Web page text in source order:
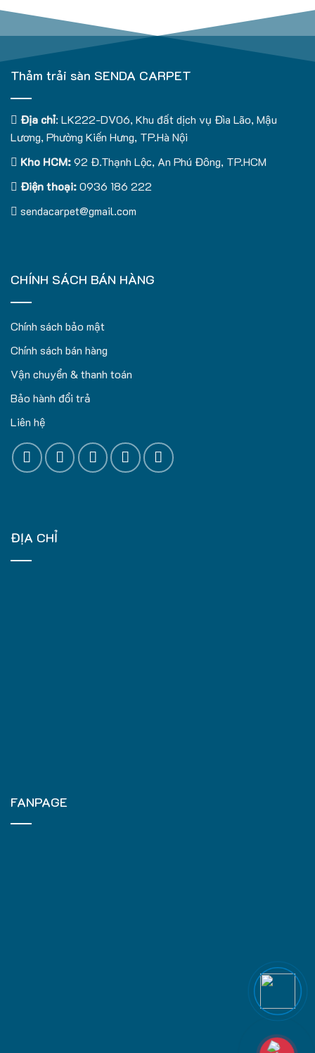
Thảm trải sàn SENDA CARPET
Địa chỉ: LK222-DV06, Khu đất dịch vụ Đìa Lão, Mậu
Lương, Phường Kiến Hưng, TP.Hà Nội
Kho HCM:92 Đ.Thạnh Lộc, An Phú Đông, TP.HCM
Điện thoại:0936 186 222
sendacarpet@gmail.com
CHÍNH SÁCH BÁN HÀNG
Chính sách bảo mật
Chính sách bán hàng
Vận chuyển & thanh toán
Bảo hành đổi trả
Liên hệ
ĐỊA CHỈ
FANPAGE